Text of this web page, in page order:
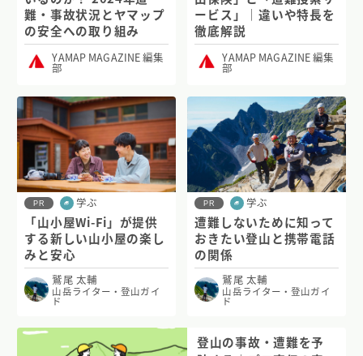
難・事故状況とヤマップ
の安全への取り組み
YAMAP MAGAZINE 編集
部
ービス」｜違いや特長を
徹底解説
YAMAP MAGAZINE 編集
部
PR 学ぶ
「山小屋Wi-Fi」が提供
する新しい山小屋の楽し
みと安心
鷲尾 太輔
山岳ライター・登山ガイ
ド
PR 学ぶ
遭難しないために知って
おきたい登山と携帯電話
の関係
鷲尾 太輔
山岳ライター・登山ガイ
ド
登山の事故・遭難を予